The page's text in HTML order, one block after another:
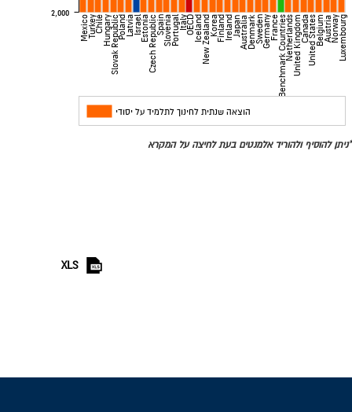
MexicoTurkeyChileHungarySlovak RepublicPolandLatviaIsraelEstoniaCzech RepublicSpainSloveniaPortugalItalyOECDIcelandNew ZealandKoreaFinlandIrelandJapanAustraliaDenmarkSwedenGermanyFranceBenchmark CountriesNetherlandsUnited KingdomCanadaUnited StatesBelgiumAustriaNorwayLuxembourg
מדינות
2,000
הוצאה שנתית לחינוך לתלמיד על יסודי
*ניתן להוסיף ולהוריד אלמנטים בעת לחיצה על המקרא
XLS